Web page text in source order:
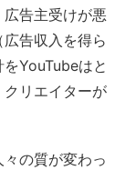
告主受けが悪
告収入を得ら
YouTubeはと
クリエイターが
の質が変わっ